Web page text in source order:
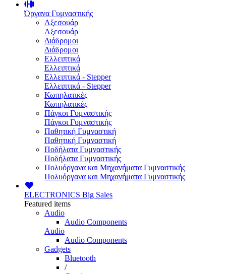
Όργανα Γυμναστικής
Αξεσουάρ
Αξεσουάρ
Διάδρομοι
Διάδρομοι
Ελλειπτικά
Ελλειπτικά
Ελλειπτικά - Stepper
Ελλειπτικά - Stepper
Κωπηλατικές
Κωπηλατικές
Πάγκοι Γυμναστικής
Πάγκοι Γυμναστικής
Παθητική Γυμναστική
Παθητική Γυμναστική
Ποδήλατα Γυμναστικής
Ποδήλατα Γυμναστικής
Πολυόργανα και Μηχανήματα Γυμναστικής
Πολυόργανα και Μηχανήματα Γυμναστικής
ELECTRONICS Big Sales
Featured items
Audio
Audio Components
Audio
Audio Components
Gadgets
Bluetooth
/